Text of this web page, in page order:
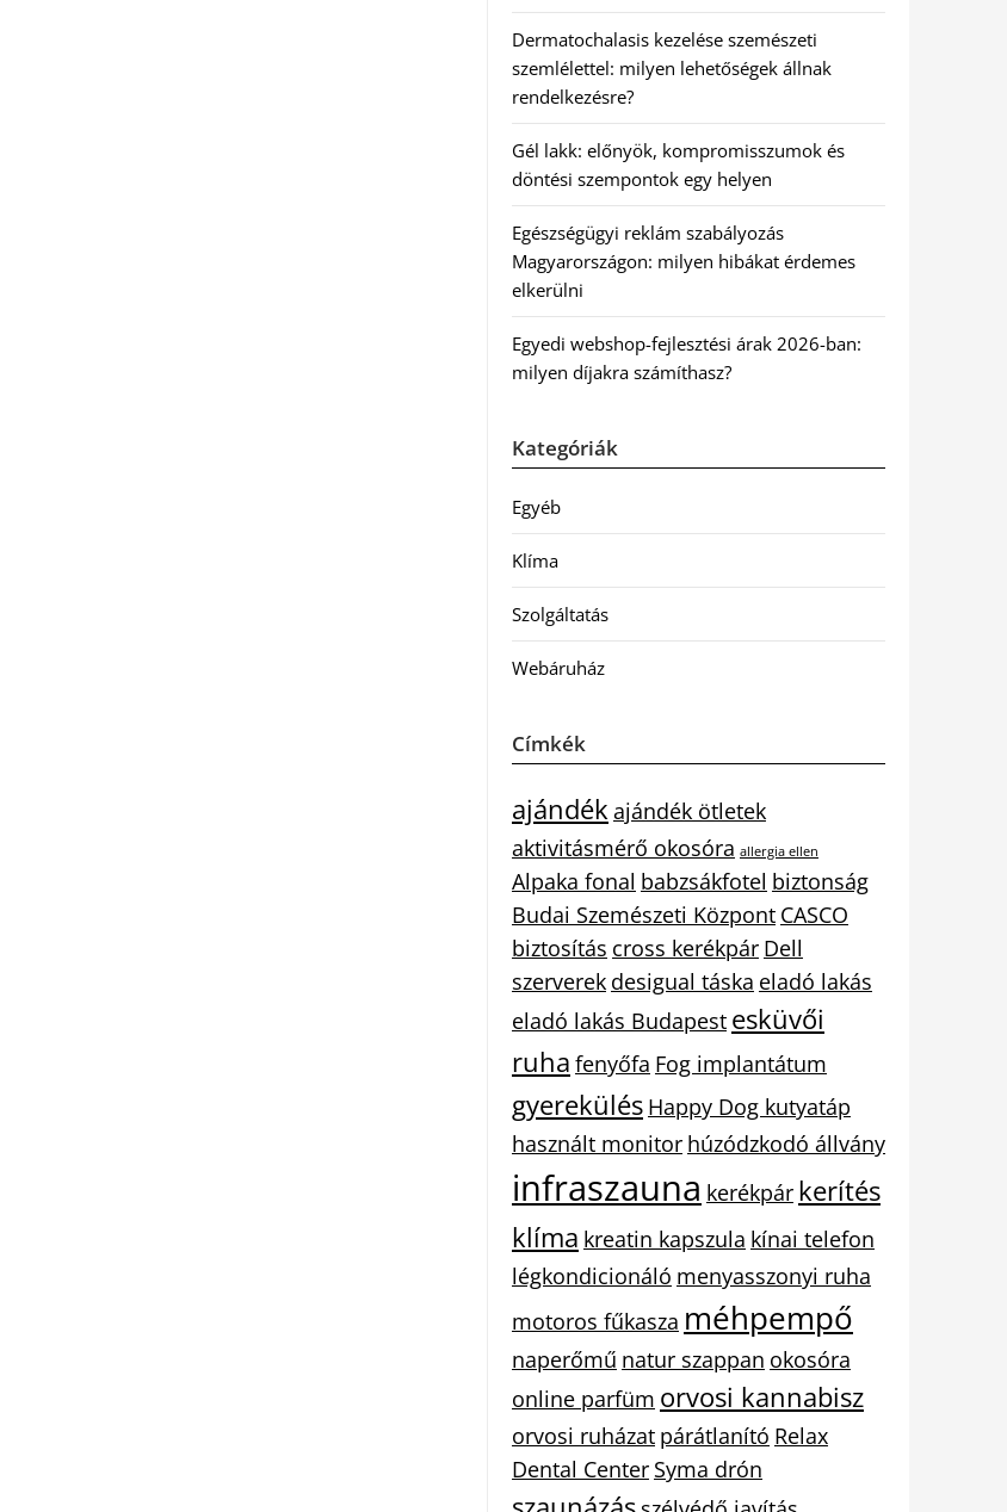
Dermatochalasis kezelése szemészeti
szemlélettel: milyen lehetőségek állnak
rendelkezésre?
Gél lakk: előnyök, kompromisszumok és
döntési szempontok egy helyen
Egészségügyi reklám szabályozás
Magyarországon: milyen hibákat érdemes
elkerülni
Egyedi webshop-fejlesztési árak 2026-ban:
milyen díjakra számíthasz?
Kategóriák
Egyéb
Klíma
Szolgáltatás
Webáruház
Címkék
ajándékajándék ötletek
aktivitásmérő okosóra allergia ellen
Alpaka fonal babzsákfotel biztonság
Budai Szemészeti Központ CASCO
biztosítás cross kerékpár Dell
szerverek desigual táska eladó lakás
eladó lakás Budapest esküvői
ruha fenyőfa Fog implantátum
gyerekülés Happy Dog kutyatáp
használt monitor húzódzkodó állvány
infraszauna kerékpár kerítés
klíma kreatin kapszula kínai telefon
légkondicionáló menyasszonyi ruha
motoros fűkasza méhpempő
naperőmű natur szappan okosóra
online parfüm orvosi kannabisz
orvosi ruházat párátlanító Relax
Dental Center Syma drón